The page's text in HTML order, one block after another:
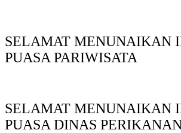
SELAMAT MENUNAIKAN
PUASA PARIWISATA
SELAMAT MENUNAIKAN
PUASA DINAS